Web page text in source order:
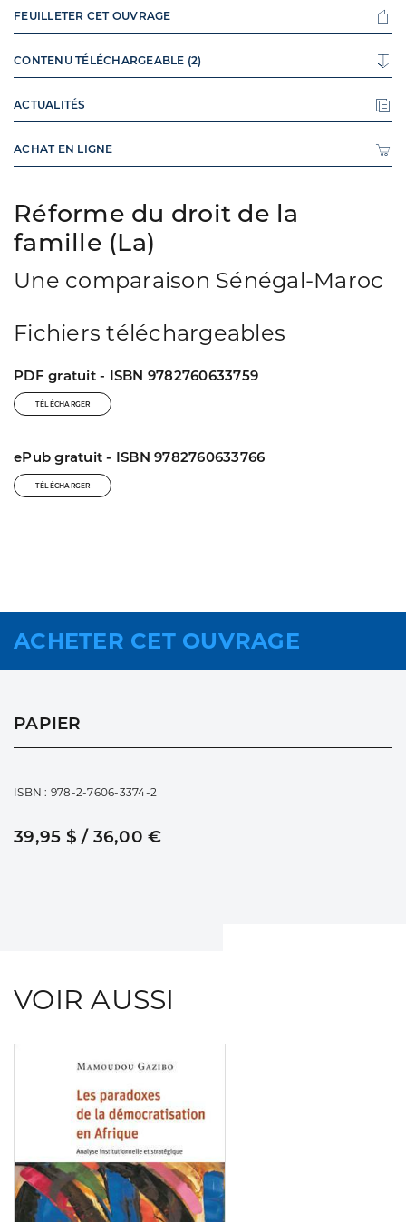
Réforme du droit de la
famille (La)
Une comparaison Sénégal-Maroc
Fichiers téléchargeables
PDF gratuit - ISBN 9782760633759
TÉLÉCHARGER
ePub gratuit - ISBN 9782760633766
TÉLÉCHARGER
FEUILLETER CET OUVRAGE
CONTENU TÉLÉCHARGEABLE (2)
ACTUALITÉS
ACHAT EN LIGNE
ACHETER CET OUVRAGE
PAPIER
ISBN : 978-2-7606-3374-2
39,95 $ / 36,00 €
VOIR AUSSI